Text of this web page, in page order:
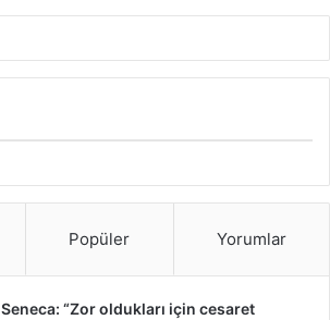
Popüler Yorumlar
Seneca: “Zor oldukları için cesaret